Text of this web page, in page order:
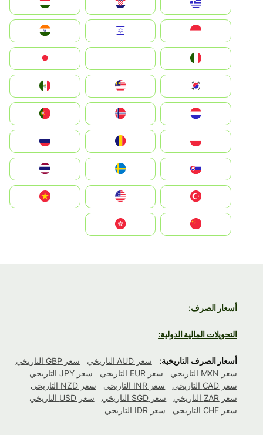
Hrvatska
Magyarország
Indonesia
South Korea
Nederland
Portugal
România
Slovensko
United States
Vietnam
أسعار الصرف:
التحويلات المالية الدولية:
أسعار الصرف التاريخية: سعر AUD التاريخي
سعر GBP التاريخي
سعر MXN التاريخي
سعر EUR التاريخي
سعر JPY التاريخي
سعر CAD التاريخي
سعر INR التاريخي
سعر NZD التاريخي
سعر ZAR التاريخي
سعر SGD التاريخي
سعر USD التاريخي
سعر CHF التاريخي
سعر IDR التاريخي